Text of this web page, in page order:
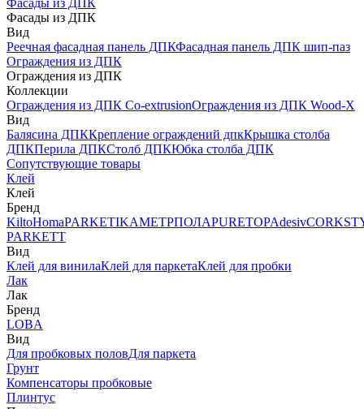
Фасады из ДПК
Фасады из ДПК
Вид
Реечная фасадная панель ДПКФасадная панель ДПК шип-паз
Ограждения из ДПК
Ограждения из ДПК
Коллекции
Ограждения из ДПК Co-extrusionОграждения из ДПК Wood-X
Вид
Балясина ДПККрепление ограждений дпкКрышка столба
ДПКПерила ДПКСтолб ДПКЮбка столба ДПК
Сопутствующие товары
Клей
Клей
Бренд
KiltoHomaPARKETIKAМЕТРПОЛАPURETOPAdesiv
PARKETT
Вид
Клей для винилаКлей для паркетаКлей для пробки
Лак
Лак
Бренд
LOBA
Вид
Для пробковых половДля паркета
Грунт
Компенсаторы пробковые
Плинтус